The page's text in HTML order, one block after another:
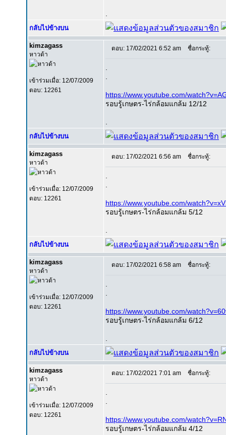
กลับไปข้างบน
kimzagass
หาวด้า
เข้าร่วมเมื่อ: 12/07/2009
ตอบ: 12261
ตอบ: 17/02/2021 6:52 am ชื่อกระทู้:
https://www.youtube.com/
รอบรู้เกษตร-ไร่กล้อมแกล้ม 12/12
กลับไปข้างบน
kimzagass
หาวด้า
เข้าร่วมเมื่อ: 12/07/2009
ตอบ: 12261
ตอบ: 17/02/2021 6:56 am ชื่อกระทู้:
https://www.youtube.com/
รอบรู้เกษตร-ไร่กล้อมแกล้ม 5/12
กลับไปข้างบน
kimzagass
หาวด้า
เข้าร่วมเมื่อ: 12/07/2009
ตอบ: 12261
ตอบ: 17/02/2021 6:58 am ชื่อกระทู้:
https://www.youtube.com/
รอบรู้เกษตร-ไร่กล้อมแกล้ม 6/12
กลับไปข้างบน
kimzagass
หาวด้า
เข้าร่วมเมื่อ: 12/07/2009
ตอบ: 12261
ตอบ: 17/02/2021 7:01 am ชื่อกระทู้:
https://www.youtube.com/
รอบรู้เกษตร-ไร่กล้อมแกล้ม 4/12